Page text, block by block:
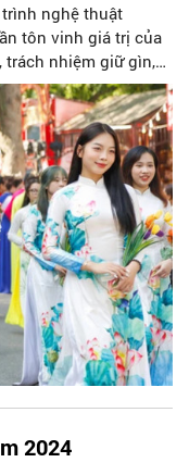
trình nghệ thuật
tôn vinh giá trị của
trách nhiệm giữ gìn,
đồng.
2024